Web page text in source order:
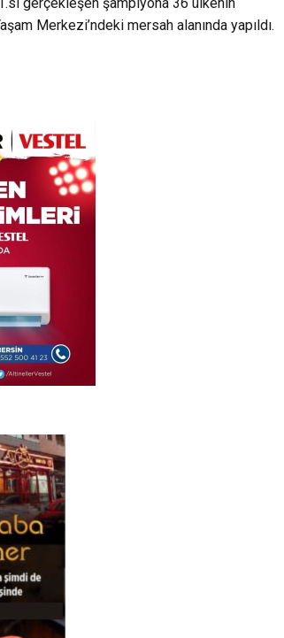
gerçekleşen şampiyona 36 ülkenin
Merkezi’ndeki mersah alanında yapıldı.